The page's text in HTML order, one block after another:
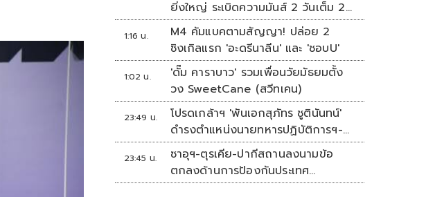
ยิ่งใหญ่ ระเบิดความมันส์ 2 วันเต็ม 2-
3 ต.ค.นี้
1:16 น.
M4 คัมแบคตามสัญญา! ปล่อย 2
ซิงเกิลแรก 'อะดรีนาลีน' และ 'ชอบU'
1:02 น.
'ดั๊ม คาราบาว' รวมเพื่อนวัยมัธยมตั้ง
วง SweetCane (สวีทเคน)
23:49 น.
โปรดเกล้าฯ 'พันเอกสุภัทร ชูตินันทน์'
ดำรงตำแหน่งนายทหารปฏิบัติการฯ-
พระราชทานยศ 'พลตรี'
23:45 น.
ซาอุฯ-ตุรเคีย-ปากีสถานลงนามข้อ
ตกลงด้านการป้องกันประเทศ
ท่ามกลางสงครามในภูมิภาค